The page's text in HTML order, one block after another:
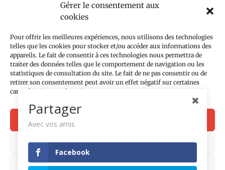
Gérer le consentement aux
cookies
Pour offrir les meilleures expériences, nous utilisons des technologies
telles que les cookies pour stocker et/ou accéder aux informations des
appareils. Le fait de consentir à ces technologies nous permettra de
traiter des données telles que le comportement de navigation ou les
statistiques de consultation du site. Le fait de ne pas consentir ou de
retirer son consentement peut avoir un effet négatif sur certaines
caractéristiques et fonctions.
Refuser
Voir les préférences
CARLUCET
Au cœur du Périgord Noir
136 route du Poujol – 24590
Accueil du public les lundis, mardis et jeudis
de 14h à 18h
Plan du site
Mentions légales
Politique de confidentialité
Partager
Avec vos amis
Facebook